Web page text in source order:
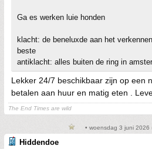
Ga es werken luie honden
klacht: de beneluxde aan het
beste
antiklacht: alles buiten de ring in
Lekker 24/7 beschikbaar zijn op een
betalen aan huur en matig eten .
The End Times are wild
• woensdag 3 juni 2026
Hiddendoe